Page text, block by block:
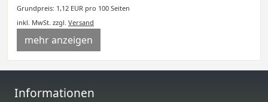
Grundpreis: 1,12 EUR pro 100 Seiten
inkl. MwSt. zzgl. Versand
mehr anzeigen
Informationen